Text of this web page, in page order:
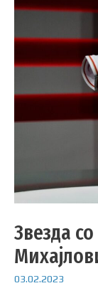
Звезда
03.02.2023